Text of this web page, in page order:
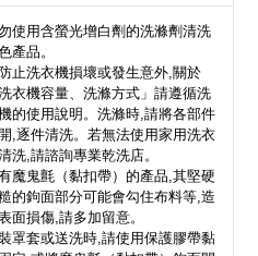
使用含螢光增白劑的洗滌劑清洗
產品。
止洗衣機損壞或發生意外,關於
洗衣機容量、洗滌方式」請遵循洗
的使用說明。洗滌時,請將各部件
,逐件清洗。若無法使用家用洗衣
洗,請諮詢專業乾洗店。
魔鬼氈（黏扣帶）的產品,其堅硬
的鉤面部分可能會勾住布料等,造
面損傷,請多加留意。
罩套或送洗時,請使用保護膠帶黏